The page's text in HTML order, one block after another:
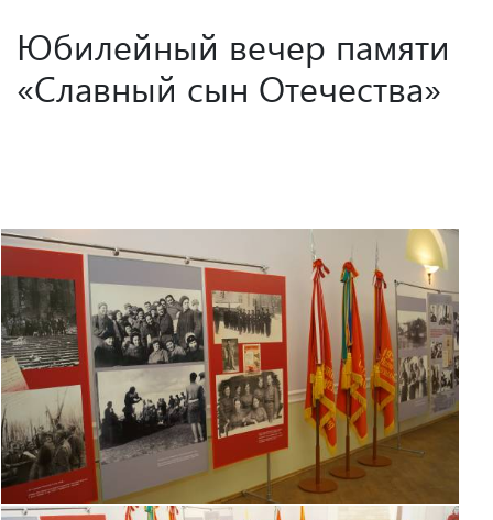
Юбилейный вечер памяти
«Славный сын Отечества»